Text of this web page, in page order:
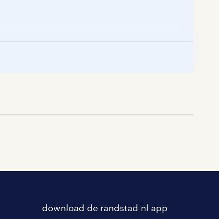
download de randstad nl app